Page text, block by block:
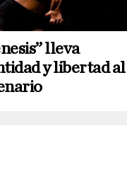
lleva
y libertad al